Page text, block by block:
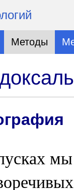
Методы